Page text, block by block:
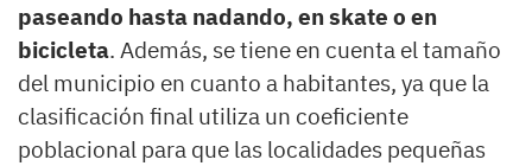
paseando hasta nadando, en skate o en
bicicleta. Además, se tiene en cuenta el tamaño
del municipio en cuanto a habitantes, ya que la
clasificación final utiliza un coeficiente
poblacional para que las localidades pequeñas